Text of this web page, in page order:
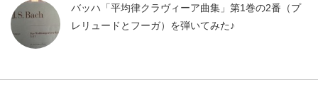
バッハ「平均律クラヴィーア曲集」第1巻の2番（プ
レリュードとフーガ）を弾いてみた♪